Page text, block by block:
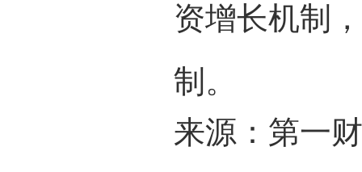
资增长机制
制。
来源：第一